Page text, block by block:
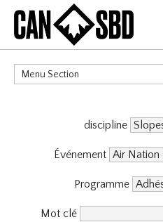
Menu Section
Événements & Compétitions X
discipline
Événement
Programme
Mot clé